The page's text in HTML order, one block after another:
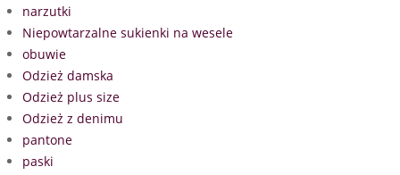
narzutki
Niepowtarzalne sukienki na wesele
obuwie
Odzież damska
Odzież plus size
Odzież z denimu
pantone
paski